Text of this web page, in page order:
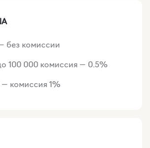
без комиссии
100 000 комиссия — 0.5%
— комиссия 1%